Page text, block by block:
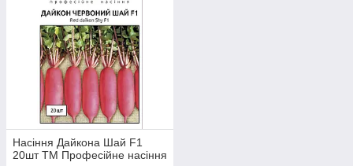
Насіння Дайкона Шай F1
20шт ТМ Професійне насіння